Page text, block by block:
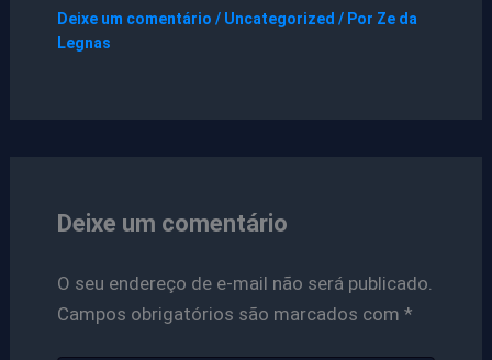
Deixe um comentário / Uncategorized / Por Ze da
Legnas
Deixe um comentário
O seu endereço de e-mail não será publicado.
Campos obrigatórios são marcados com *